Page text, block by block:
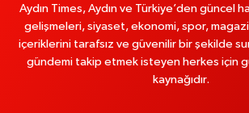
Aydın Times, Aydın ve Türkiye’den güncel
gelişmeleri, siyaset, ekonomi, spor,
içeriklerini tarafsız ve güvenilir bir şekilde
gündemi takip etmek isteyen herkes için
kaynağıdır.